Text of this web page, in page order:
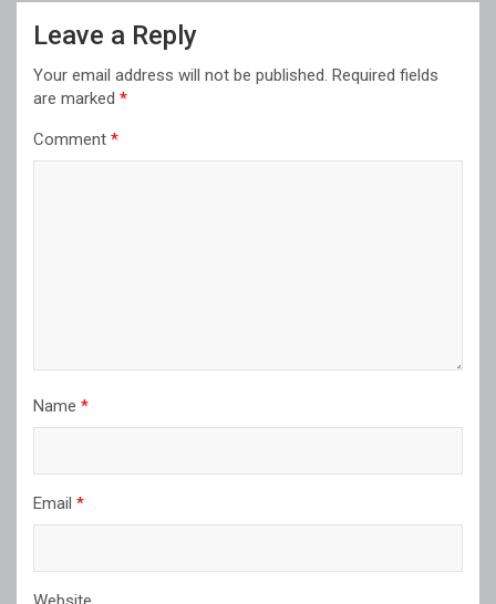
Leave a Reply
Your email address will not be published. Required fields
are marked *
Comment *
Name *
Email *